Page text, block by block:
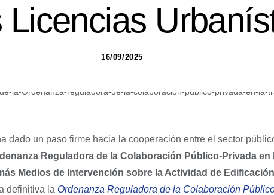
Licencias
16/09/2025
dado un paso firme hacia la cooperación entre el sector
Reguladora de la Colaboración Público-Privada en
Medios de Intervención sobre la Actividad de Edificación
definitiva la Ordenanza Reguladora de la Colaboración